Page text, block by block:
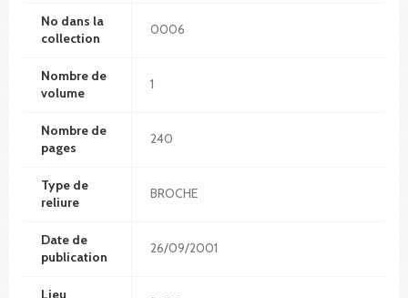
No dans la
collection
0006
Nombre de
volume
1
Nombre de
pages
240
Type de
reliure
BROCHE
Date de
publication
26/09/2001
Lieu